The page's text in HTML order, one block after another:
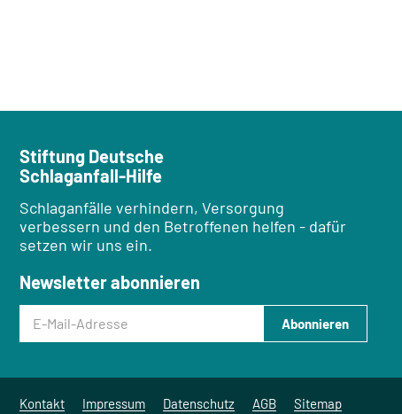
Stiftung Deutsche
Schlaganfall-Hilfe
Schlaganfälle verhindern, Versorgung
verbessern und den Betroffenen helfen - dafür
setzen wir uns ein.
Newsletter abonnieren
E-Mail-Adresse
Abonnieren
Kontakt Impressum Datenschutz AGB Sitemap